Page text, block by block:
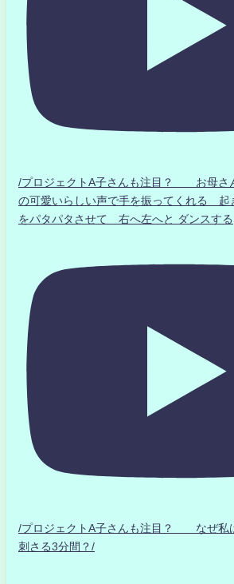
/プロジェクトA子さんも注目？ お母さ
の可愛いらしい声で手を振ってくれる 起
をパタパタさせて 右へ左へと ダンスする
/プロジェクトA子さんも注目？ なぜ私
刺さる3分間？/